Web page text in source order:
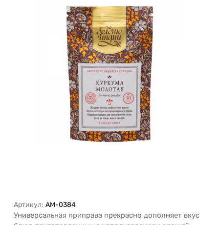
Артикул: AM-0384
Универсальная приправа прекрасно дополняет вкус